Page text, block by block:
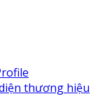
thương hiệu